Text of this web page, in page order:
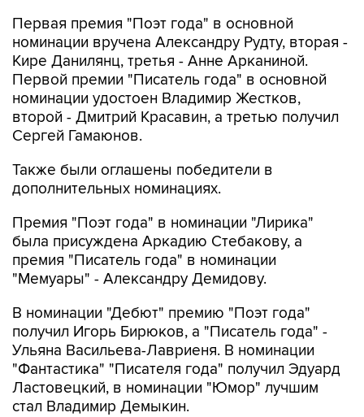
Первая премия "Поэт года" в основной
номинации вручена Александру Рудту, вторая -
Кире Данилянц, третья - Анне Арканиной.
Первой премии "Писатель года" в основной
номинации удостоен Владимир Жестков,
второй - Дмитрий Красавин, а третью получил
Сергей Гамаюнов.
Также были оглашены победители в
дополнительных номинациях.
Премия "Поэт года" в номинации "Лирика"
была присуждена Аркадию Стебакову, а
премия "Писатель года" в номинации
"Мемуары" - Александру Демидову.
В номинации "Дебют" премию "Поэт года"
получил Игорь Бирюков, а "Писатель года" -
Ульяна Васильева-Лавриеня. В номинации
"Фантастика" "Писателя года" получил Эдуард
Ластовецкий, в номинации "Юмор" лучшим
стал Владимир Демыкин.